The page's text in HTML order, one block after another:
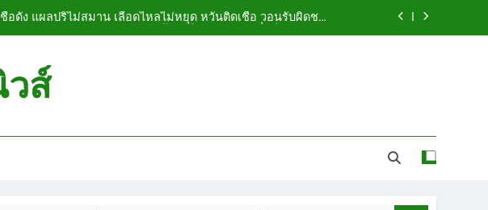
ดัง แผลปริไม่สมาน เลือดไหลไม่หยุด หวั่นติดเชื้อ วอนรับผิดชอบ
! สภาเมืองพัทยา ผ่านงบ 5.7 ล้าน ปรับ ห้องประชุม–ห้องผู้บริหาร
อดัง แผลปริไม่สมาน เลือดไหลไม่หยุด หวั่นติดเชื้อ วอนรับผิดชอบ
ส์